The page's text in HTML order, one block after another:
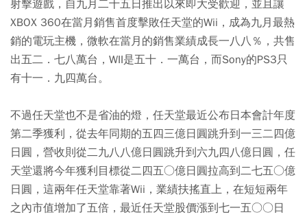
射擊遊戲，自九月二十五日推出以來即大受歡迎，並且讓
XBOX 360在當月銷售首度擊敗任天堂的Wii，成為九月最熱
銷的電玩主機，微軟在當月的銷售業績成長一八八％，共售
出五二．七八萬台，WII是五十．一萬台，而Sony的PS3只
有十一．九四萬台。
不過任天堂也不是省油的燈，任天堂最近公布日本會計年度
第二季獲利，從去年同期的五四三億日圓跳升到一三二四億
日圓，營收則從二九八八億日圓跳升到六九四八億日圓，任
天堂還將今年獲利目標從二四五○億日圓拉高到二七五○億
日圓，這兩年任天堂靠著Wii，業績扶搖直上，在短短兩年
之內市值增加了五倍，最近任天堂股價漲到七一五○○日